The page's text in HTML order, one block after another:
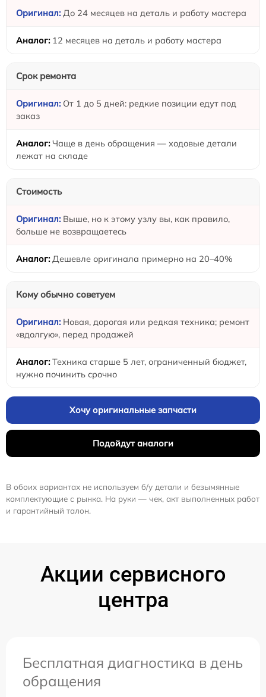
До 24 месяцев на деталь и работу мастера
12 месяцев на деталь и работу мастера
Срок ремонта
От 1 до 5 дней: редкие позиции едут под
заказ
Чаще в день обращения — ходовые детали
лежат на складе
Стоимость
Выше, но к этому узлу вы, как правило,
больше не возвращаетесь
Дешевле оригинала примерно на 20–40%
Кому обычно советуем
Новая, дорогая или редкая техника; ремонт
«вдолгую», перед продажей
Техника старше 5 лет, ограниченный бюджет,
нужно починить срочно
Хочу оригинальные запчасти
Подойдут аналоги
В обоих вариантах не используем б/у детали и безымянные
комплектующие с рынка. На руки — чек, акт выполненных работ
и гарантийный талон.
Акции сервисного
центра
Бесплатная диагностика в день
обращения